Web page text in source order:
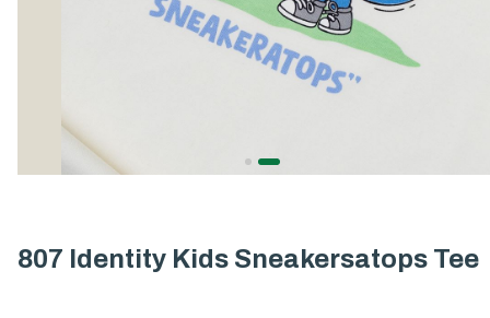
807 Identity Kids Sneakersatops Tee